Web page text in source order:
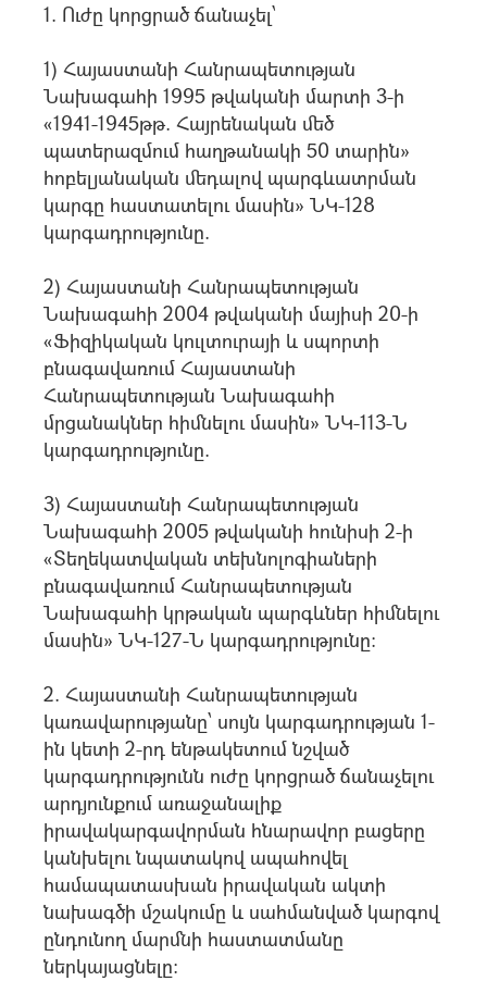
1. Ուժը կորցրած ճանաչել՝
1) Հայաստանի Հանրապետության
Նախագահի 1995 թվականի մարտի 3-ի
«1941-1945թթ. Հայրենական մեծ
պատերազմում հաղթանակի 50 տարին»
հոբելյանական մեդալով պարգևատրման
կարգը հաստատելու մասին» ՆԿ-128
կարգադրությունը.
2) Հայաստանի Հանրապետության
Նախագահի 2004 թվականի մայիսի 20-ի
«Ֆիզիկական կուլտուրայի և սպորտի
բնագավառում Հայաստանի
Հանրապետության Նախագահի
մրցանակներ հիմնելու մասին» ՆԿ-113-Ն
կարգադրությունը.
3) Հայաստանի Հանրապետության
Նախագահի 2005 թվականի հունիսի 2-ի
«Տեղեկատվական տեխնոլոգիաների
բնագավառում Հանրապետության
Նախագահի կրթական պարգևներ հիմնելու
մասին» ՆԿ-127-Ն կարգադրությունը:
2. Հայաստանի Հանրապետության
կառավարությանը՝ սույն կարգադրության 1-
ին կետի 2-րդ ենթակետում նշված
կարգադրությունն ուժը կորցրած ճանաչելու
արդյունքում առաջանալիք
իրավակարգավորման հնարավոր բացերը
կանխելու նպատակով ապահովել
համապատասխան իրավական ակտի
նախագծի մշակումը և սահմանված կարգով
ընդունող մարմնի հաստատմանը
ներկայացնելը: